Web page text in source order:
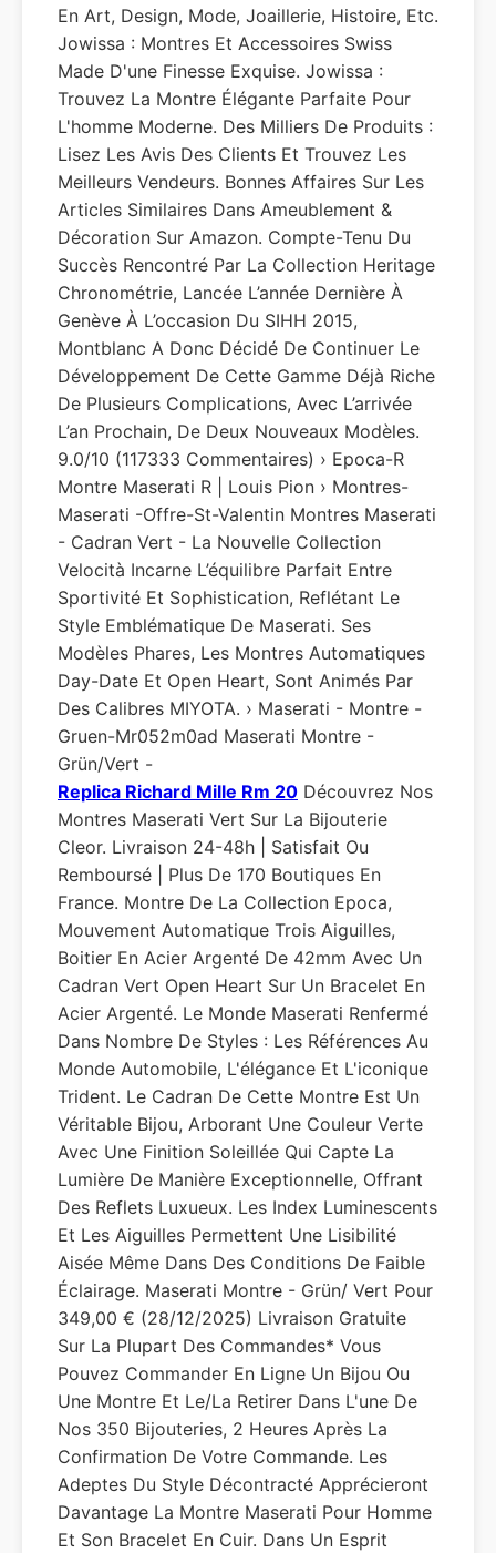
En Art, Design, Mode, Joaillerie, Histoire, Etc.
Jowissa : Montres Et Accessoires Swiss
Made D'une Finesse Exquise. Jowissa :
Trouvez La Montre Élégante Parfaite Pour
L'homme Moderne. Des Milliers De Produits :
Lisez Les Avis Des Clients Et Trouvez Les
Meilleurs Vendeurs. Bonnes Affaires Sur Les
Articles Similaires Dans Ameublement &
Décoration Sur Amazon. Compte-Tenu Du
Succès Rencontré Par La Collection Heritage
Chronométrie, Lancée L’année Dernière À
Genève À L’occasion Du SIHH 2015,
Montblanc A Donc Décidé De Continuer Le
Développement De Cette Gamme Déjà Riche
De Plusieurs Complications, Avec L’arrivée
L’an Prochain, De Deux Nouveaux Modèles.
9.0/10 (117333 Commentaires) › Epoca-R
Montre Maserati R | Louis Pion › Montres-
Maserati -offre-St-Valentin Montres Maserati
- Cadran Vert - La Nouvelle Collection
Velocità Incarne L’équilibre Parfait Entre
Sportivité Et Sophistication, Reflétant Le
Style Emblématique De Maserati. Ses
Modèles Phares, Les Montres Automatiques
Day-Date Et Open Heart, Sont Animés Par
Des Calibres MIYOTA. › Maserati - Montre -
Gruen-Mr052m0ad Maserati Montre -
Grün/vert -
Replica Richard Mille Rm 20 Découvrez Nos
Montres Maserati Vert Sur La Bijouterie
Cleor. Livraison 24-48h | Satisfait Ou
Remboursé | Plus De 170 Boutiques En
France. Montre De La Collection Epoca,
Mouvement Automatique Trois Aiguilles,
Boitier En Acier Argenté De 42mm Avec Un
Cadran Vert Open Heart Sur Un Bracelet En
Acier Argenté. Le Monde Maserati Renfermé
Dans Nombre De Styles : Les Références Au
Monde Automobile, L'élégance Et L'iconique
Trident. Le Cadran De Cette Montre Est Un
Véritable Bijou, Arborant Une Couleur Verte
Avec Une Finition Soleillée Qui Capte La
Lumière De Manière Exceptionnelle, Offrant
Des Reflets Luxueux. Les Index Luminescents
Et Les Aiguilles Permettent Une Lisibilité
Aisée Même Dans Des Conditions De Faible
Éclairage. Maserati Montre - Grün/ Vert Pour
349,00 € (28/12/2025) Livraison Gratuite
Sur La Plupart Des Commandes* Vous
Pouvez Commander En Ligne Un Bijou Ou
Une Montre Et Le/la Retirer Dans L'une De
Nos 350 Bijouteries, 2 Heures Après La
Confirmation De Votre Commande. Les
Adeptes Du Style Décontracté Apprécieront
Davantage La Montre Maserati Pour Homme
Et Son Bracelet En Cuir. Dans Un Esprit